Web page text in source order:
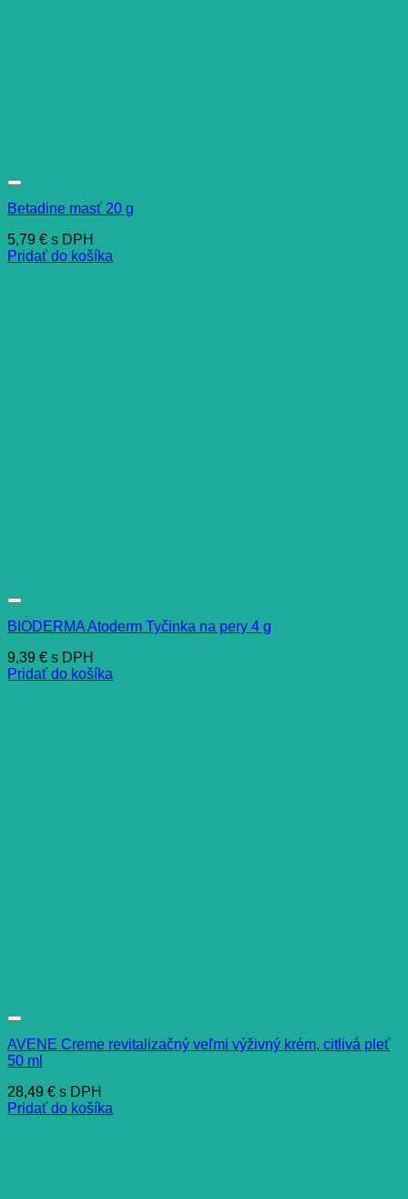
Betadine masť 20 g
5,79 € s DPH
Pridať do košíka
BIODERMA Atoderm Tyčinka na pery 4 g
9,39 € s DPH
Pridať do košíka
AVENE Creme revitalizačný veľmi výživný krém, citlivá pleť
50 ml
28,49 € s DPH
Pridať do košíka